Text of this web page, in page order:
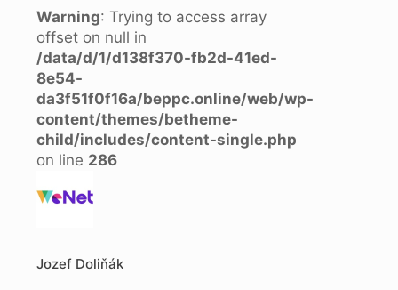
Warning: Trying to access array
offset on null in
/data/d/1/d138f370-fb2d-41ed-
8e54-
da3f51f0f16a/beppc.online/web/wp-
content/themes/betheme-
child/includes/content-single.php
on line 286
Jozef Doliňák